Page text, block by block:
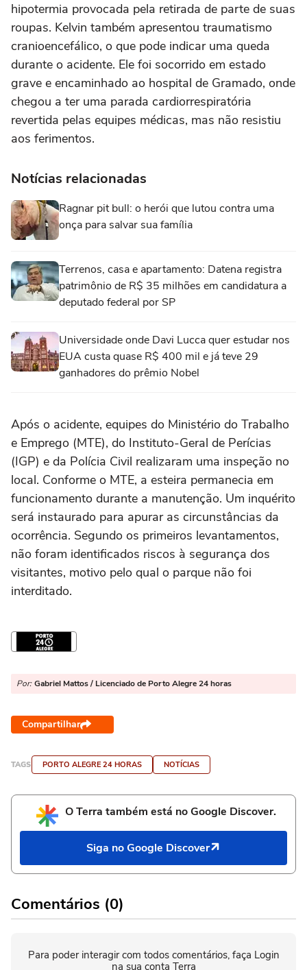
hipotermia provocada pela retirada de parte de suas
roupas. Kelvin também apresentou traumatismo
cranioencefálico, o que pode indicar uma queda
durante o acidente. Ele foi socorrido em estado
grave e encaminhado ao hospital de Gramado, onde
chegou a ter uma parada cardiorrespiratória
revertida pelas equipes médicas, mas não resistiu
aos ferimentos.
Notícias relacionadas
Ragnar pit bull: o herói que lutou contra uma
onça para salvar sua família
Terrenos, casa e apartamento: Datena registra
patrimônio de R$ 35 milhões em candidatura a
deputado federal por SP
Universidade onde Davi Lucca quer estudar nos
EUA custa quase R$ 400 mil e já teve 29
ganhadores do prêmio Nobel
Após o acidente, equipes do Ministério do Trabalho
e Emprego (MTE), do Instituto-Geral de Perícias
(IGP) e da Polícia Civil realizaram uma inspeção no
local. Conforme o MTE, a esteira permanecia em
funcionamento durante a manutenção. Um inquérito
será instaurado para apurar as circunstâncias da
ocorrência. Segundo os primeiros levantamentos,
não foram identificados riscos à segurança dos
visitantes, motivo pelo qual o parque não foi
interditado.
Por: Gabriel Mattos / Licenciado de Porto Alegre 24 horas
Compartilhar
TAGS PORTO ALEGRE 24 HORAS NOTÍCIAS
O Terra também está no Google Discover.
Siga no Google Discover
Comentários (0)
Para poder interagir com todos comentários, faça Login
na sua conta Terra